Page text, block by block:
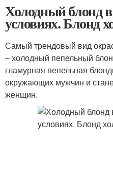
Холодный блонд
условиях. Блонд
Самый трендовый вид
– холодный пепельный
гламурная пепельная
окружающих мужчин и
женщин.